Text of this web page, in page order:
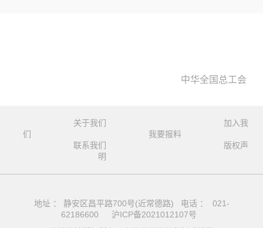
中华全国总工会
关于我们
加入我
们
我要报料
联系我们
版权声
明
地址 ： 静安区昌平路700号(近常德路) 电话 ： 021-
62186600
沪ICP备2021012107号